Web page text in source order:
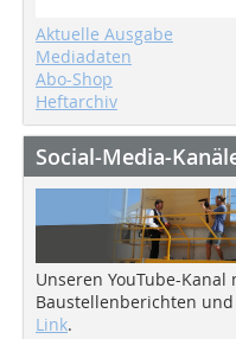
Aktuelle Ausgabe
Mediadaten
Abo-Shop
Heftarchiv
Social-Media-
Unseren YouTube-Kanal
Baustellenberichten
Link.